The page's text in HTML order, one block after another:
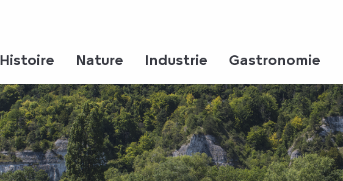
Histoire Nature Industrie Gastronomie